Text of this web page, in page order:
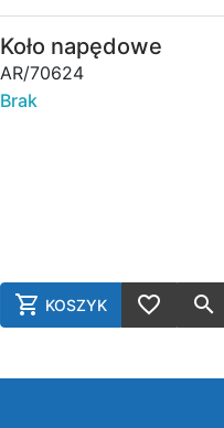
Koło napędowe
AR/70624
Brak
KOSZYK
AddToCart